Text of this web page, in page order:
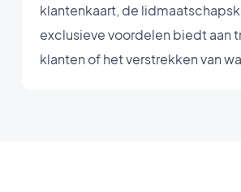
klantenkaart, de
exclusieve voordelen biedt aan
klanten of het verstrekken van